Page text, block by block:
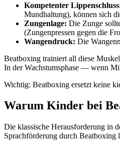
Kompetenter
Mundhaltung), können sich
Zungenlage: Die Zunge
(Zungenpressen gegen die
Wangendruck: Die
Beatboxing trainiert all diese
In der Wachstumsphase — wenn
Wichtig: Beatboxing ersetzt keine
Warum Kinder bei
Die klassische Herausforderung in
Sprachförderung durch Beatboxing